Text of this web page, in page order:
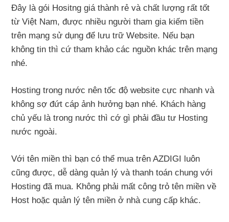
Đây là gói Hositng giá thành rẻ và chất lượng rất tốt
từ Việt Nam, được nhiều người tham gia kiếm tiền
trên mạng sử dụng để lưu trữ Website. Nếu bạn
không tin thì cứ tham khảo các nguồn khác trên mạng
nhé.
Hosting trong nước nên tốc độ website cực nhanh và
không sợ đứt cáp ảnh hưởng bạn nhé. Khách hàng
chủ yếu là trong nước thì cớ gì phải đầu tư Hosting
nước ngoài.
Với tên miền thì bạn có thể mua trên AZDIGI luôn
cũng được, dễ dàng quản lý và thanh toán chung với
Hosting đã mua. Không phải mất công trỏ tên miền về
Host hoặc quản lý tên miền ở nhà cung cấp khác.